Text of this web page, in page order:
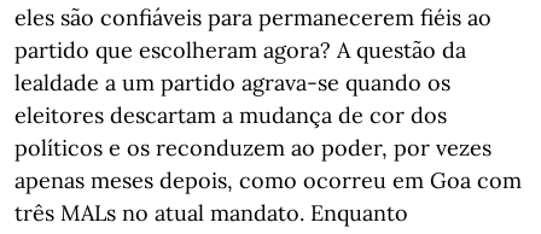
eles são confiáveis para permanecerem fiéis ao
partido que escolheram agora? A questão da
lealdade a um partido agrava-se quando os
eleitores descartam a mudança de cor dos
políticos e os reconduzem ao poder, por vezes
apenas meses depois, como ocorreu em Goa com
três MALs no atual mandato. Enquanto